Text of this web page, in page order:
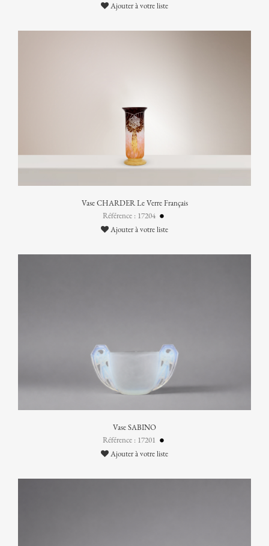
Ajouter à votre liste
Vase CHARDER Le Verre Français
Référence : 17204
Ajouter à votre liste
Vase SABINO
Référence : 17201
Ajouter à votre liste